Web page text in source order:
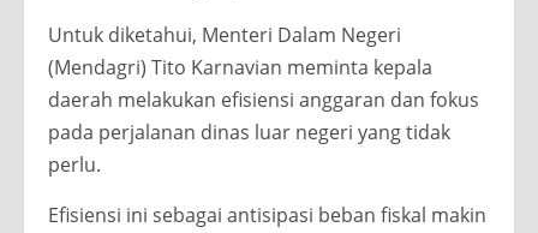
Untuk diketahui, Menteri Dalam Negeri
(Mendagri) Tito Karnavian meminta kepala
daerah melakukan efisiensi anggaran dan fokus
pada perjalanan dinas luar negeri yang tidak
perlu.
Efisiensi ini sebagai antisipasi beban fiskal makin